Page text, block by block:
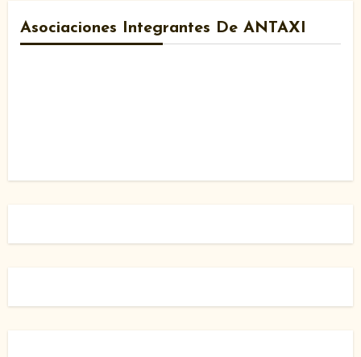
Asociaciones Integrantes De ANTAXI